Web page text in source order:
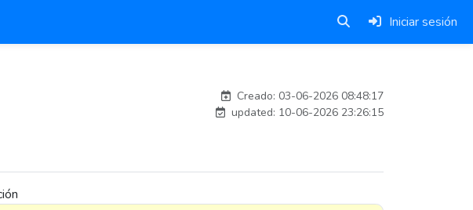
Iniciar sesión
Creado: 03-06-2026 08:48:17
updated: 10-06-2026 23:26:15